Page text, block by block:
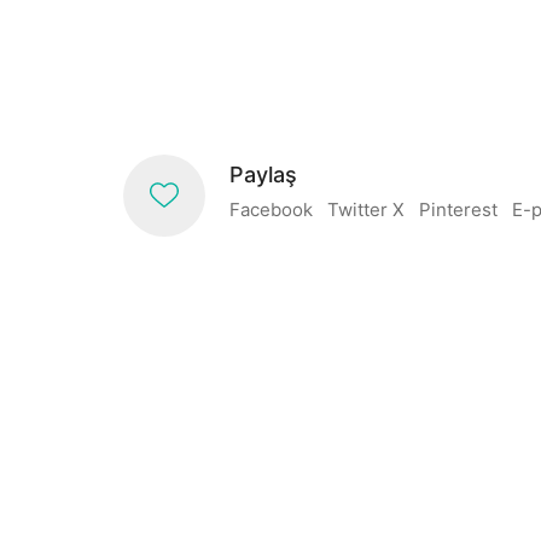
Paylaş
Facebook Twitter X Pinterest E-